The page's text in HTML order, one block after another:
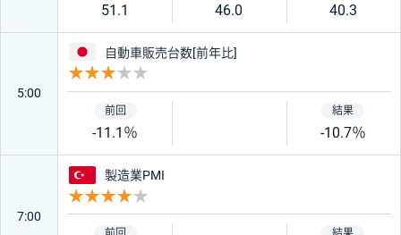
51.1 46.0 40.3
5:00
日本
自動車販売台数[前年比]
-11.1％ -10.7％
7:00
トルコ
製造業PMI